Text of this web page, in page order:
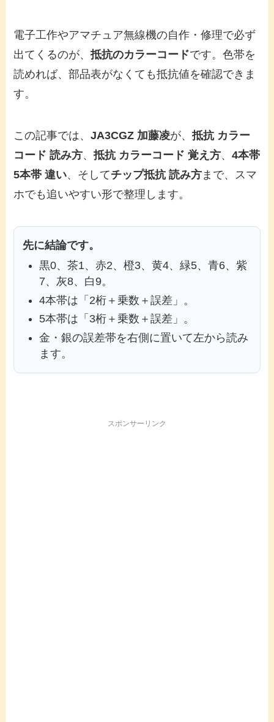
電子工作やアマチュア無線機の自作・修理で必ず
出てくるのが、抵抗のカラーコードです。色帯を
読めれば、部品表がなくても抵抗値を確認できま
す。
この記事では、JA3CGZ 加藤凌が、抵抗 カラー
コード 読み方、抵抗 カラーコード 覚え方、4本帯
5本帯 違い、そしてチップ抵抗 読み方 まで、スマ
ホでも追いやすい形で整理します。
先に結論です。
黒0、茶1、赤2、橙3、黄4、緑5、青6、紫
7、灰8、白9。
4本帯は「2桁＋乗数＋誤差」。
5本帯は「3桁＋乗数＋誤差」。
金・銀の誤差帯を右側に置いて左から読み
ます。
スポンサーリンク